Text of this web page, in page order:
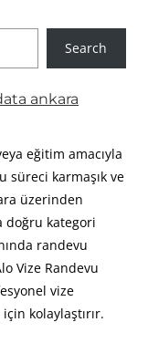
Search
ankara
eğitim amacıyla
süreci karmaşık ve
üzerinden
doğru kategori
randevu
Vize Randevu
vize
kolaylaştırır.